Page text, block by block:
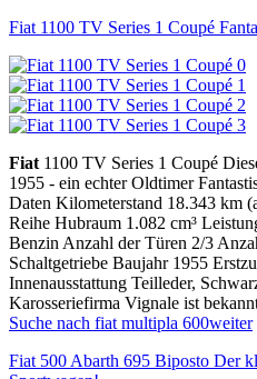
Fiat 1100 TV Series 1 Coupé
Fiat 1100 TV Series 1 Coupé
1955 - ein echter Oldtimer
Daten Kilometerstand 18.343 km
Reihe Hubraum 1.082 cm³
Benzin Anzahl der Türen 2/3
Schaltgetriebe Baujahr 1955
Innenausstattung Teilleder,
Karosseriefirma Vignale ist
Suche nach fiat multipla 600weiter
Fiat 500 Abarth 695 Biposto Der